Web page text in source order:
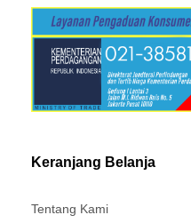
Keranjang Belanja
Tentang Kami